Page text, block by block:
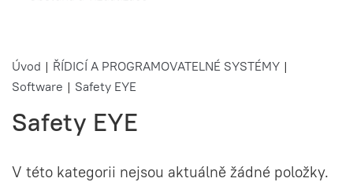
Úvod | ŘÍDICÍ A PROGRAMOVATELNÉ SYSTÉMY |
Software | Safety EYE
Safety EYE
V této kategorii nejsou aktuálně žádné položky.